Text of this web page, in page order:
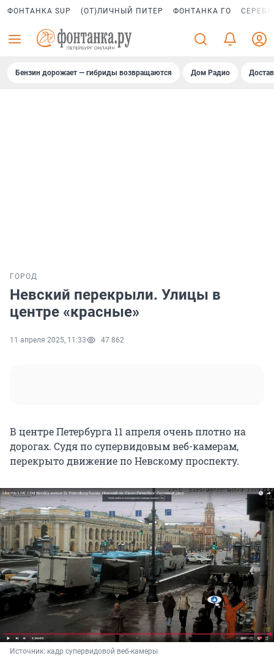
ФОНТАНКА SUP (ОТ)ЛИЧНЫЙ ПИТЕР ФОНТАНКА ГО
Бензин дорожает — гибриды возвращаются Дом Радио
ГОРОД
Невский перекрыли. Улицы в
центре «красные»
11 апреля 2025, 11:33 47 862
В центре Петербурга 11 апреля очень плотно на
дорогах. Судя по супервидовым веб-камерам,
перекрыто движение по Невскому проспекту.
Источник: кадр супервидовой веб-камеры